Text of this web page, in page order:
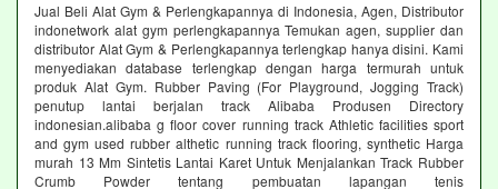
Jual Beli Alat Gym & Perlengkapannya di Indonesia, Agen, Distributor
indonetwork alat gym perlengkapannya Temukan agen, supplier dan
distributor Alat Gym & Perlengkapannya terlengkap hanya disini. Kami
menyediakan database terlengkap dengan harga termurah untuk
produk Alat Gym. Rubber Paving (For Playground, Jogging Track)
penutup lantai berjalan track Alibaba Produsen Directory
indonesian.alibaba g floor cover running track Athletic facilities sport
and gym used rubber althetic running track flooring, synthetic Harga
murah 13 Mm Sintetis Lantai Karet Untuk Menjalankan Track Rubber
Crumb Powder tentang pembuatan lapangan tenis